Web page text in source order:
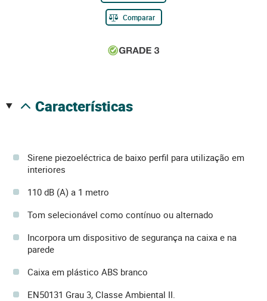
Comparar
características
Sirene piezoeléctrica de baixo perfil para utilização em
interiores
110 dB (A) a 1 metro
Tom selecionável como contínuo ou alternado
Incorpora um dispositivo de segurança na caixa e na
parede
Caixa em plástico ABS branco
EN50131 Grau 3, Classe Ambiental II.